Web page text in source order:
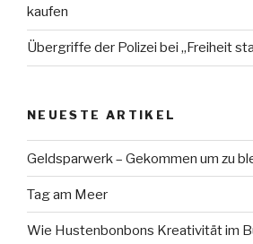
kaufen
Übergriffe der Polizei bei „Freiheit
NEUESTE ARTIKEL
Geldsparwerk – Gekommen um zu
Tag am Meer
Wie Hustenbonbons Kreativität im